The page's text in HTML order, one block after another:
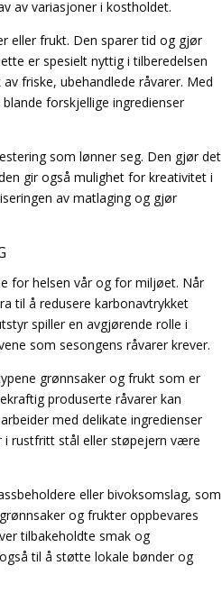
av variasjoner i kostholdet.
eller frukt. Den sparer tid og gjør
er spesielt nyttig i tilberedelsen
friske, ubehandlede råvarer. Med
forskjellige ingredienser
som lønner seg. Den gjør det
gir også mulighet for kreativitet i
av matlaging og gjør
for helsen vår og for miljøet. Når
til å redusere karbonavtrykket
spiller en avgjørende rolle i
som sesongens råvarer krever.
grønnsaker og frukt som er
produserte råvarer kan
med delikate ingredienser
i rustfritt stål eller støpejern være
eller bivoksomslag, som
og frukter oppbevares
tilbakeholdte smak og
til å støtte lokale bønder og